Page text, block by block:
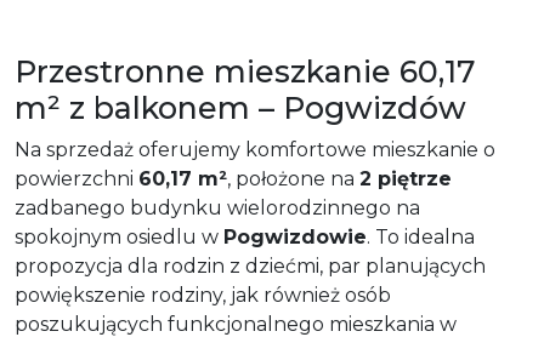
Przestronne mieszkanie 60,17
m² z balkonem – Pogwizdów
Na sprzedaż oferujemy komfortowe mieszkanie o
powierzchni 60,17 m², położone na 2 piętrze
zadbanego budynku wielorodzinnego na
spokojnym osiedlu w Pogwizdowie. To idealna
propozycja dla rodzin z dziećmi, par planujących
powiększenie rodziny, jak również osób
poszukujących funkcjonalnego mieszkania w